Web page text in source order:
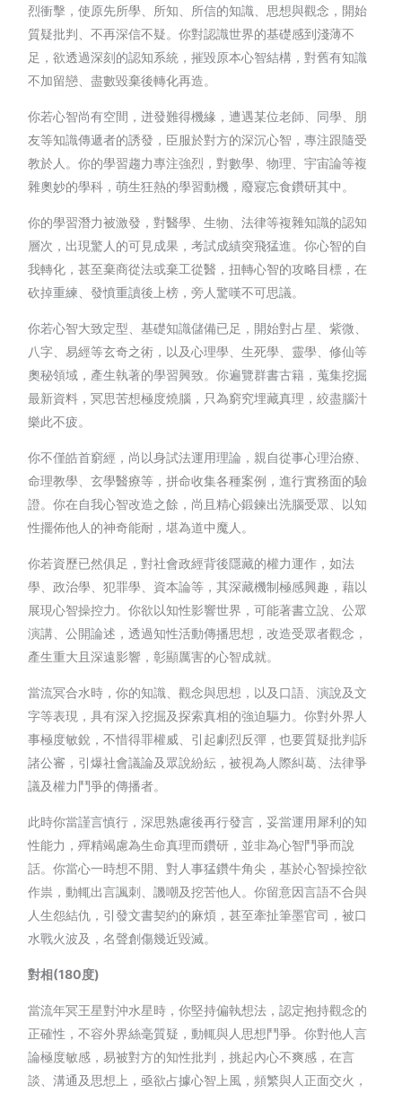
烈衝擊，使原先所學、所知、所信的知識、思想與觀念，開始
質疑批判、不再深信不疑。你對認識世界的基礎感到淺薄不
足，欲透過深刻的認知系統，摧毀原本心智結構，對舊有知識
不加留戀、盡數毀棄後轉化再造。
你若心智尚有空間，迸發難得機緣，遭遇某位老師、同學、朋
友等知識傳遞者的誘發，臣服於對方的深沉心智，專注跟隨受
教於人。你的學習趨力專注強烈，對數學、物理、宇宙論等複
雜奧妙的學科，萌生狂熱的學習動機，廢寢忘食鑽研其中。
你的學習潛力被激發，對醫學、生物、法律等複雜知識的認知
層次，出現驚人的可見成果，考試成績突飛猛進。你心智的自
我轉化，甚至棄商從法或棄工從醫，扭轉心智的攻略目標，在
砍掉重練、發憤重讀後上榜，旁人驚嘆不可思議。
你若心智大致定型、基礎知識儲備已足，開始對占星、紫微、
八字、易經等玄奇之術，以及心理學、生死學、靈學、修仙等
奧秘領域，產生執著的學習興致。你遍覽群書古籍，蒐集挖掘
最新資料，冥思苦想極度燒腦，只為窮究埋藏真理，絞盡腦汁
樂此不疲。
你不僅皓首窮經，尚以身試法運用理論，親自從事心理治療、
命理教學、玄學醫療等，拼命收集各種案例，進行實務面的驗
證。你在自我心智改造之餘，尚且精心鍛鍊出洗腦受眾、以知
性擺佈他人的神奇能耐，堪為道中魔人。
你若資歷已然俱足，對社會政經背後隱藏的權力運作，如法
學、政治學、犯罪學、資本論等，其深藏機制極感興趣，藉以
展現心智操控力。你欲以知性影響世界，可能著書立說、公眾
演講、公開論述，透過知性活動傳播思想，改造受眾者觀念，
產生重大且深遠影響，彰顯厲害的心智成就。
當流冥合水時，你的知識、觀念與思想，以及口語、演說及文
字等表現，具有深入挖掘及探索真相的強迫驅力。你對外界人
事極度敏銳，不惜得罪權威、引起劇烈反彈，也要質疑批判訴
諸公審，引爆社會議論及眾說紛紜，被視為人際糾葛、法律爭
議及權力鬥爭的傳播者。
此時你當謹言慎行，深思熟慮後再行發言，妥當運用犀利的知
性能力，殫精竭慮為生命真理而鑽研，並非為心智鬥爭而說
話。你當心一時想不開、對人事猛鑽牛角尖，基於心智操控欲
作祟，動輒出言諷刺、譏嘲及挖苦他人。你留意因言語不合與
人生怨結仇，引發文書契約的麻煩，甚至牽扯筆墨官司，被口
水戰火波及，名聲創傷幾近毀滅。
對相(180度)
當流年冥王星對沖水星時，你堅持偏執想法，認定抱持觀念的
正確性，不容外界絲毫質疑，動輒與人思想鬥爭。你對他人言
論極度敏感，易被對方的知性批判，挑起內心不爽感，在言
談、溝通及思想上，亟欲占據心智上風，頻繁與人正面交火，